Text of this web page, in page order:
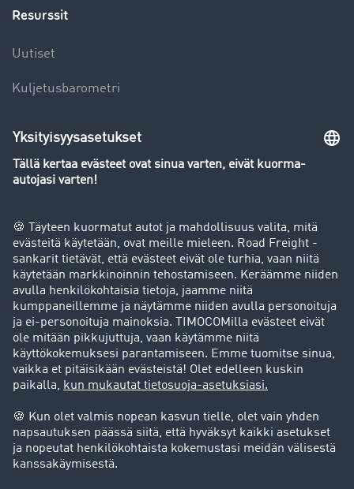
Resurssit
Uutiset
Kuljetusbarometri
Yleiskatsaus rahtipörssiin
Success stories
Asiakassuosittelut
Goodies
Tukipalvelu
Tukipalvelu
Oikeudelliset asiat
Julkaisutiedot